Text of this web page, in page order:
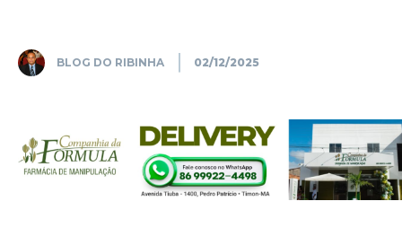
BLOG DO RIBINHA 02/12/2025